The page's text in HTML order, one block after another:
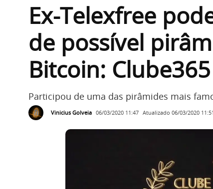
Ex-Telexfree
de possível
Bitcoin: Clube365
Participou de uma das pirâmides mais
Vinicius Golveia 06/03/2020 11:47 Atualizado 06/03/2020 11:51